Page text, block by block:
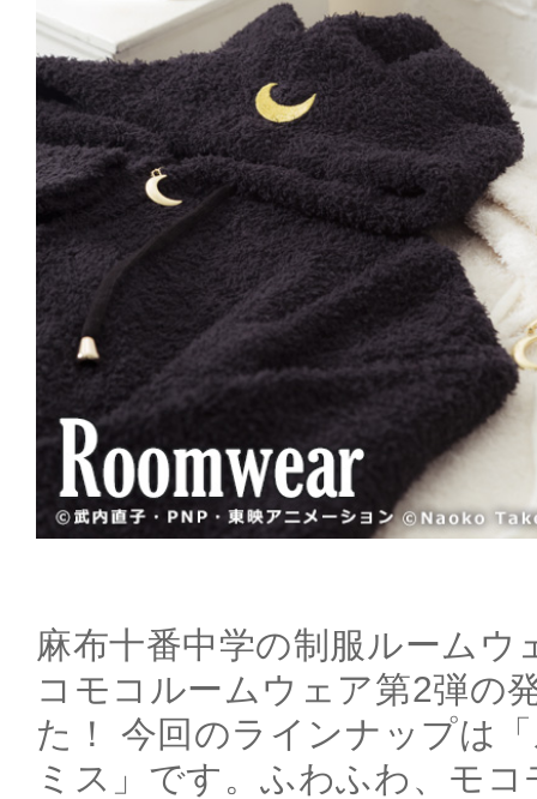
麻布十番中学の制服ルームウ
コモコルームウェア第2弾の
た！ 今回のラインナップは
ミス」です。ふわふわ、モ